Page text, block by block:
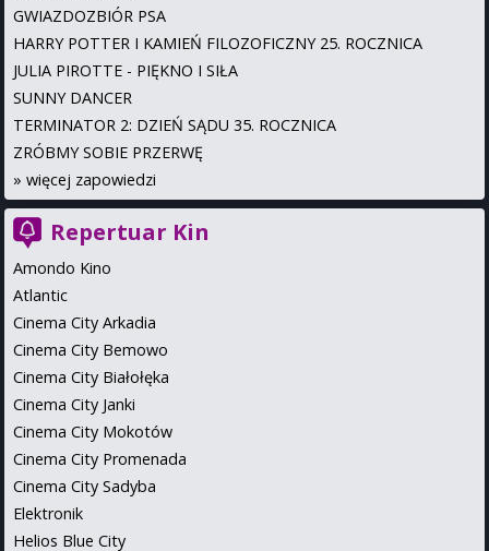
GWIAZDOZBIÓR PSA
HARRY POTTER I KAMIEŃ FILOZOFICZNY 25. ROCZNICA
JULIA PIROTTE - PIĘKNO I SIŁA
SUNNY DANCER
TERMINATOR 2: DZIEŃ SĄDU 35. ROCZNICA
ZRÓBMY SOBIE PRZERWĘ
» więcej zapowiedzi
Repertuar Kin
Amondo Kino
Atlantic
Cinema City Arkadia
Cinema City Bemowo
Cinema City Białołęka
Cinema City Janki
Cinema City Mokotów
Cinema City Promenada
Cinema City Sadyba
Elektronik
Helios Blue City